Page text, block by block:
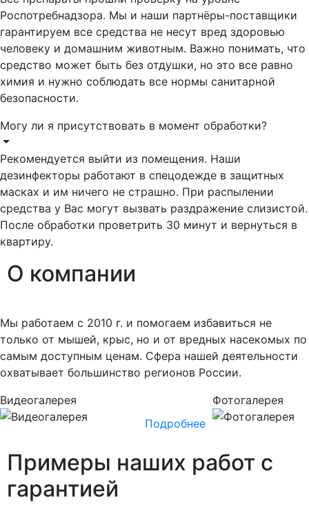
Роспотребнадзора. Мы и наши партнёры-поставщики
гарантируем все средства не несут вред здоровью
человеку и домашним животным. Важно понимать, что
средство может быть без отдушки, но это все равно
химия и нужно соблюдать все нормы санитарной
безопасности.
Могу ли я присутствовать в момент обработки?
Рекомендуется выйти из помещения. Наши
дезинфекторы работают в спецодежде в защитных
масках и им ничего не страшно. При распылении
средства у Вас могут вызвать раздражение слизистой.
После обработки проветрить 30 минут и вернуться в
квартиру.
О компании
Мы работаем с 2010 г. и помогаем избавиться не
только от мышей, крыс, но и от вредных насекомых по
самым доступным ценам. Сфера нашей деятельности
охватывает большинство регионов России.
Видеогалерея
Подробнее
Фотогалерея
Примеры наших работ с
гарантией